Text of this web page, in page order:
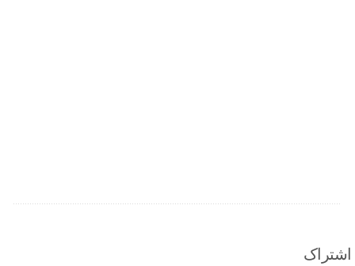
اشتراک